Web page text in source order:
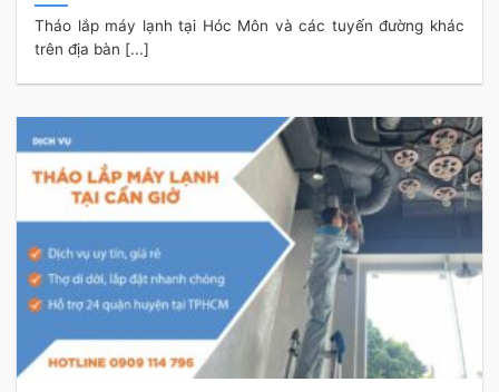
Tháo lắp máy lạnh tại Hóc Môn và các tuyến đường khác
trên địa bàn [...]